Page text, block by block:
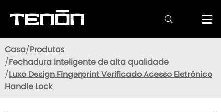

Casa Produtos
Fechadura inteligente de alta qualidade
Luxo Design Fingerprint Verificado Acesso Eletrônico
Handle Lock